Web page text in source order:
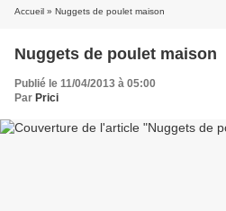
Accueil » Nuggets de poulet maison
Nuggets de poulet maison
Publié le 11/04/2013 à 05:00
Par Prici